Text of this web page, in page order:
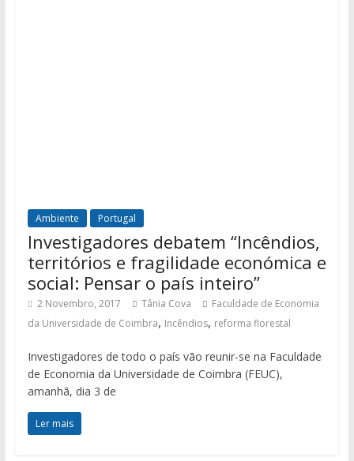
Ambiente Portugal
Investigadores debatem “Incêndios,
territórios e fragilidade económica e
social: Pensar o país inteiro”
2 Novembro, 2017 Tânia Cova
Faculdade de Economia
da Universidade de Coimbra, Incêndios, reforma florestal
Investigadores de todo o país vão reunir-se na Faculdade
de Economia da Universidade de Coimbra (FEUC),
amanhã, dia 3 de
Ler mais